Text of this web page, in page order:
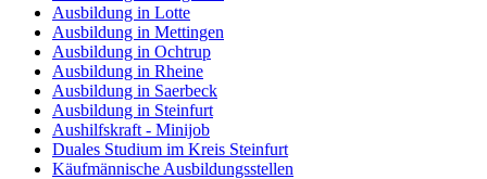
Ausbildung in Lotte
Ausbildung in Mettingen
Ausbildung in Ochtrup
Ausbildung in Rheine
Ausbildung in Saerbeck
Ausbildung in Steinfurt
Aushilfskraft - Minijob
Duales Studium im Kreis Steinfurt
Käufmännische Ausbildungsstellen